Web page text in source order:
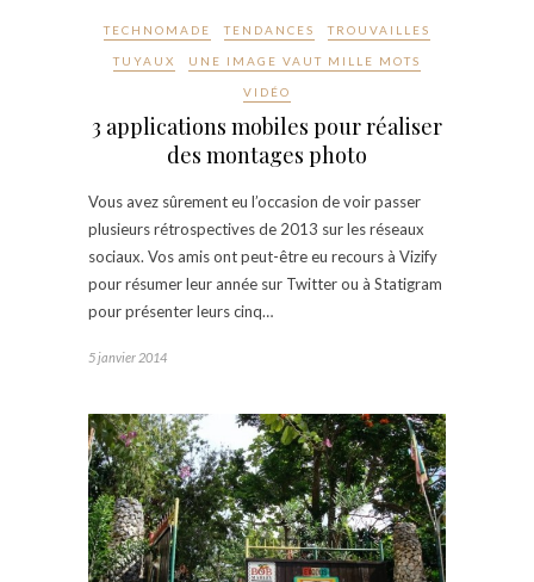
TECHNOMADE TENDANCES TROUVAILLES
TUYAUX UNE IMAGE VAUT MILLE MOTS
VIDÉO
3 applications mobiles pour réaliser
des montages photo
Vous avez sûrement eu l’occasion de voir passer
plusieurs rétrospectives de 2013 sur les réseaux
sociaux. Vos amis ont peut-être eu recours à Vizify
pour résumer leur année sur Twitter ou à Statigram
pour présenter leurs cinq…
5 janvier 2014